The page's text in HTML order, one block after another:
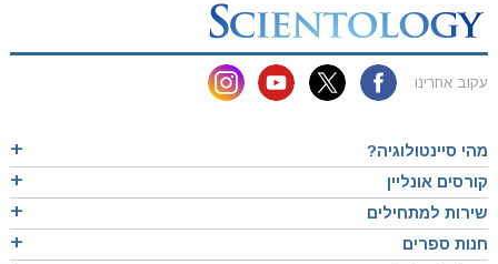
עקוב אחרינו
מהי סיינטולוגיה?
קורסים אונליין
שירות למתחילים
חנות ספרים